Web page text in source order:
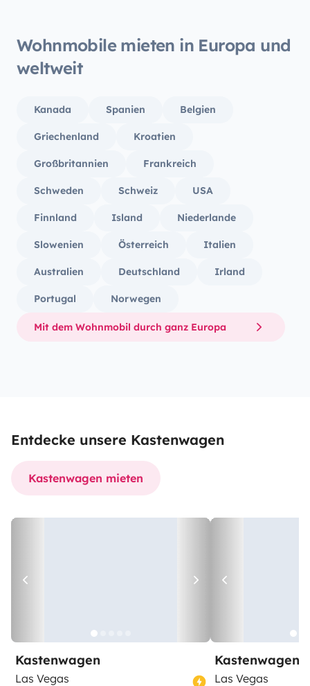
Wohnmobile mieten in Europa und
weltweit
Kanada Spanien Belgien
Griechenland Kroatien
Großbritannien Frankreich
Schweden Schweiz USA
Finnland Island Niederlande
Slowenien Österreich Italien
Australien Deutschland Irland
Portugal Norwegen
Mit dem Wohnmobil durch ganz Europa
Entdecke unsere Kastenwagen
Kastenwagen mieten
Kastenwagen
Las Vegas
Kastenwagen
Las Vegas